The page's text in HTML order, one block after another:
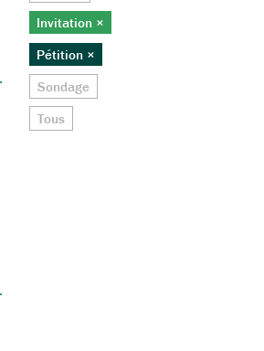
Invitation ×
Pétition ×
Sondage
Tous